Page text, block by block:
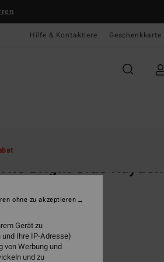
Hilfe & Kontaktiere Geschenkkarte
Bright Side Kayden
RABATT EXTRA 25%
Gerät zu
Ihre IP-Adresse)
von Werbung und
und zu
ohne zu akzeptieren